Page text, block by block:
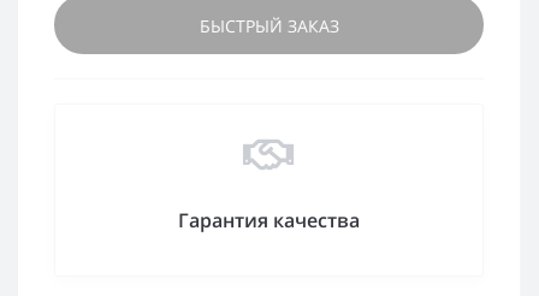
БЫСТРЫЙ ЗАКАЗ
Гарантия качества